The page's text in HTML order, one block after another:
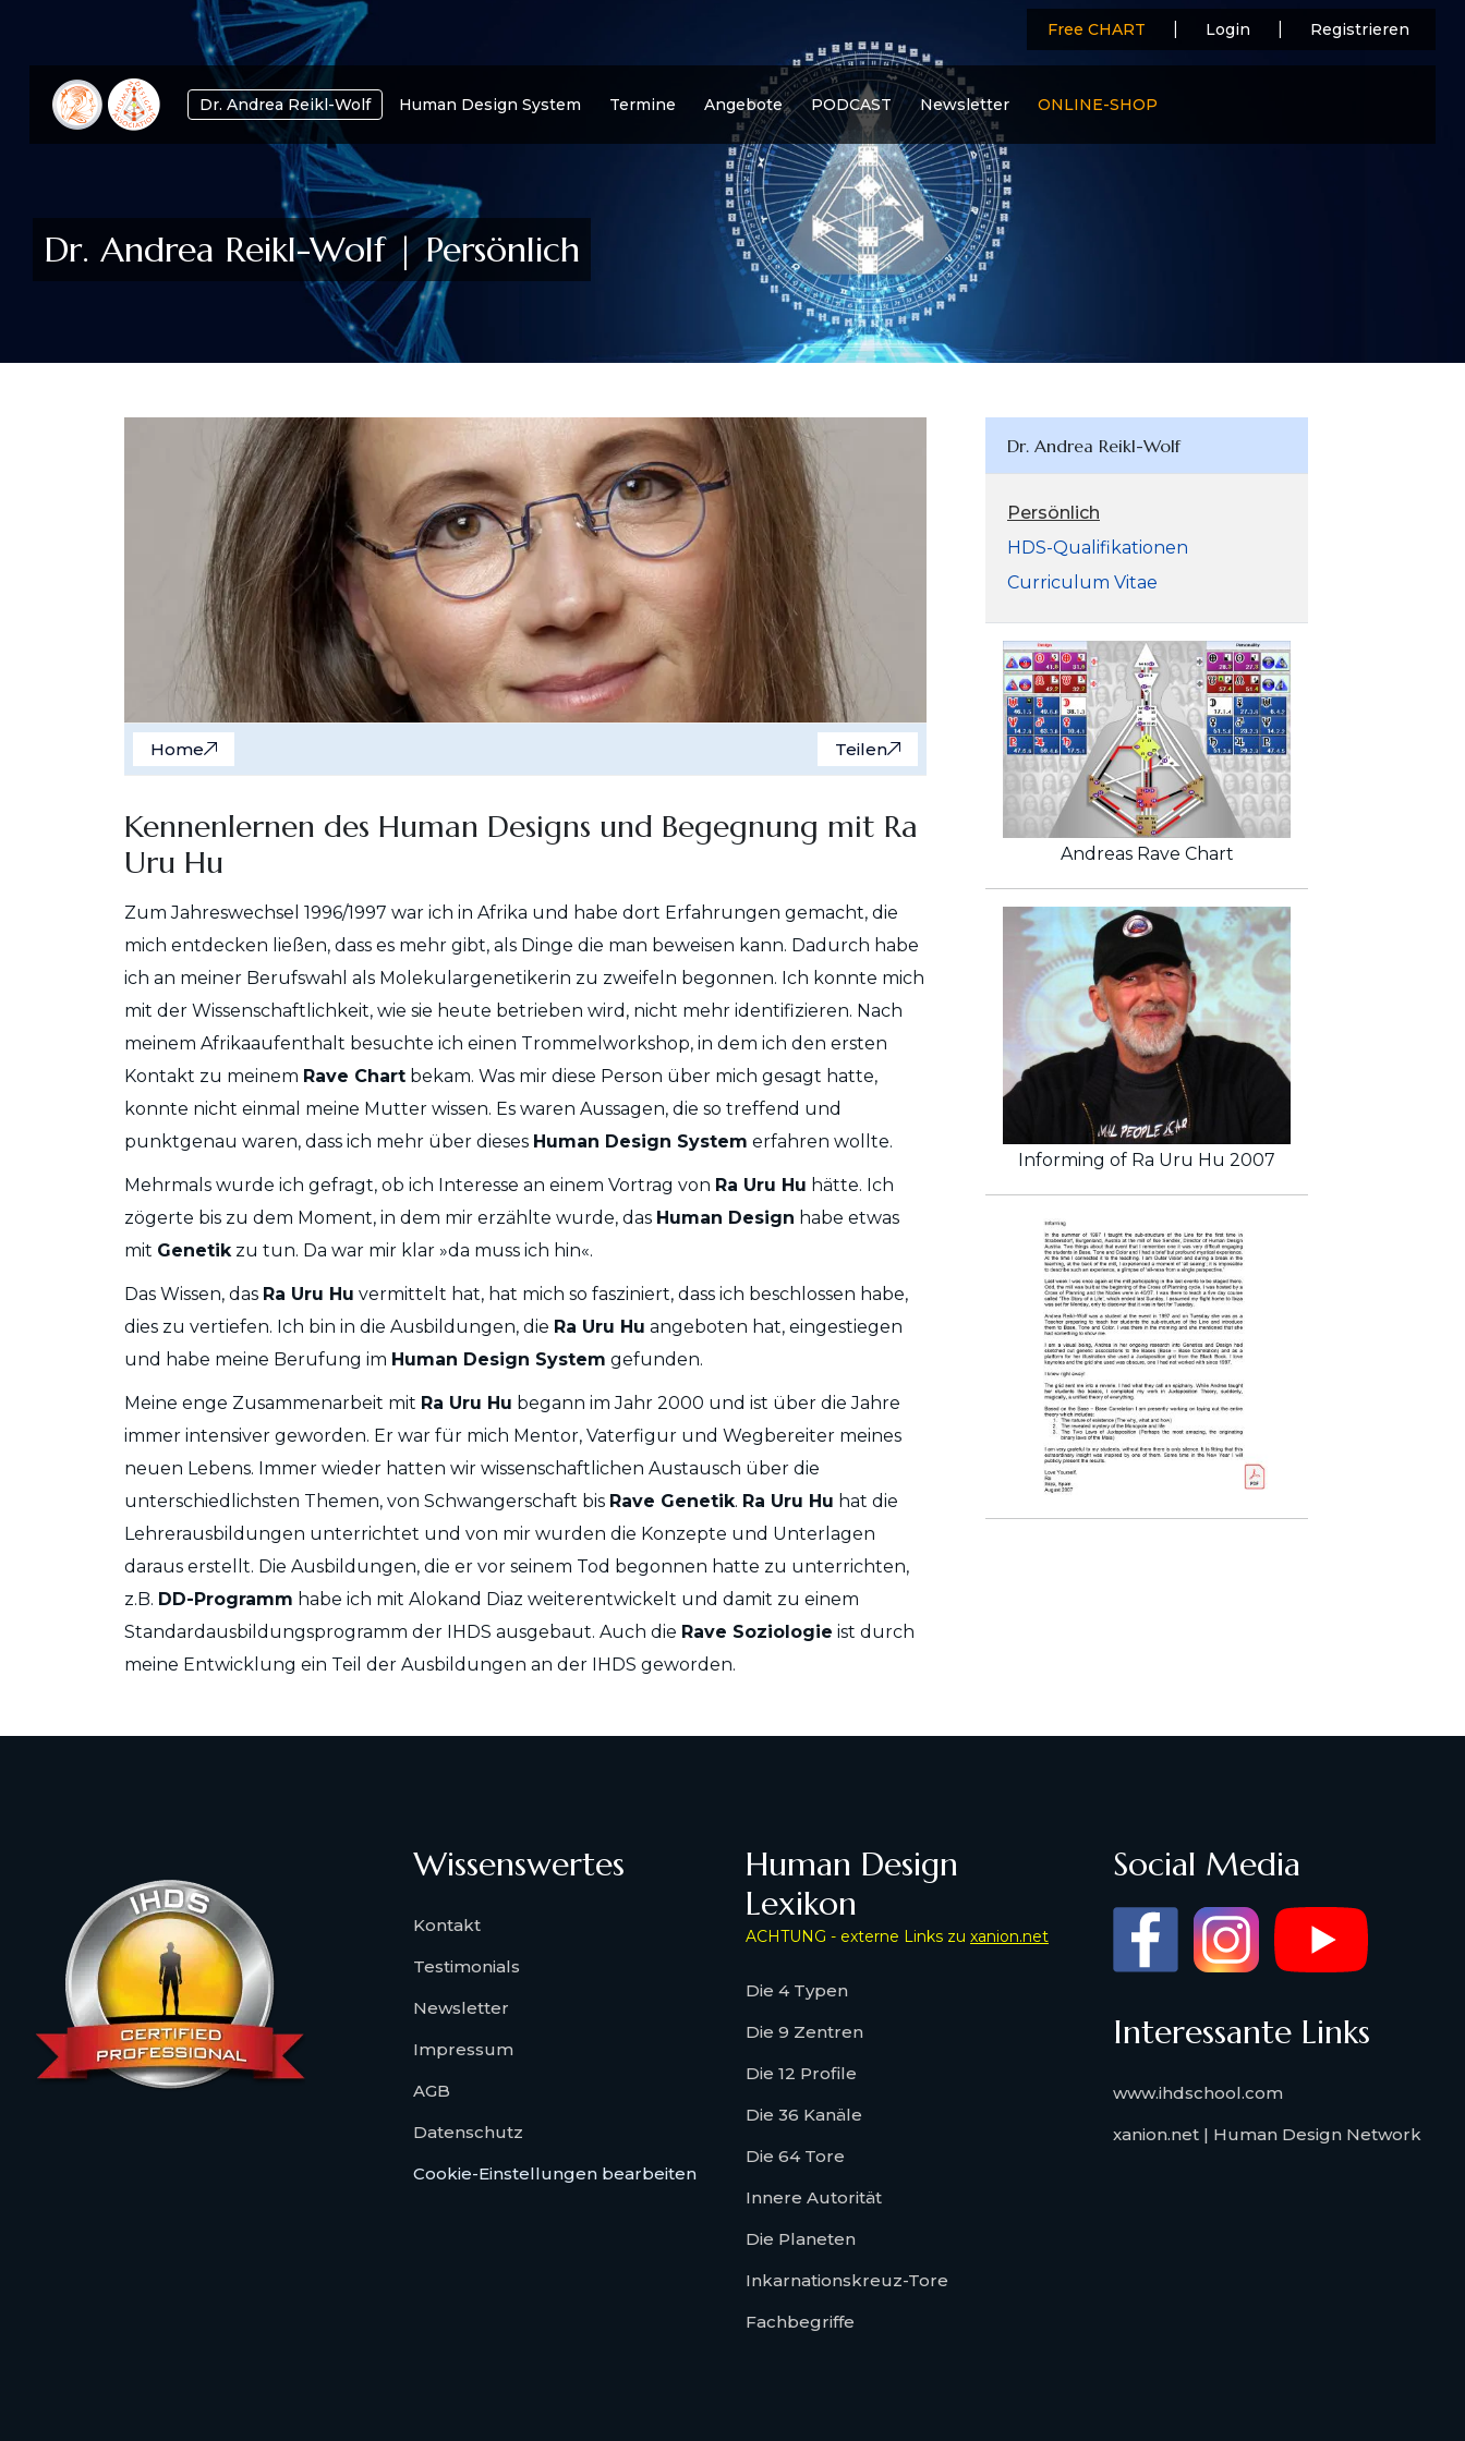
Dr. Andrea Reikl-Wolf Human Design System Termine Angebote PODCAST Newsletter ONLINE-SHOP
Free CHART Login Registrieren
Dr. Andrea Reikl-Wolf | Persönlich
Home Teilen
Kennenlernen des Human Designs und Begegnung mit Ra
Uru Hu
Zum Jahreswechsel 1996/1997 war ich in Afrika und habe dort Erfahrungen gemacht, die
mich entdecken ließen, dass es mehr gibt, als Dinge die man beweisen kann. Dadurch habe
ich an meiner Berufswahl als Molekulargenetikerin zu zweifeln begonnen. Ich konnte mich
mit der Wissenschaftlichkeit, wie sie heute betrieben wird, nicht mehr identifizieren. Nach
meinem Afrikaaufenthalt besuchte ich einen Trommelworkshop, in dem ich den ersten
Kontakt zu meinem Rave Chart bekam. Was mir diese Person über mich gesagt hatte,
konnte nicht einmal meine Mutter wissen. Es waren Aussagen, die so treffend und
punktgenau waren, dass ich mehr über dieses Human Design System erfahren wollte.
Mehrmals wurde ich gefragt, ob ich Interesse an einem Vortrag von Ra Uru Hu hätte. Ich
zögerte bis zu dem Moment, in dem mir erzählte wurde, das Human Design habe etwas
mit Genetik zu tun. Da war mir klar »da muss ich hin«.
Das Wissen, das Ra Uru Hu vermittelt hat, hat mich so fasziniert, dass ich beschlossen habe,
dies zu vertiefen. Ich bin in die Ausbildungen, die Ra Uru Hu angeboten hat, eingestiegen
und habe meine Berufung im Human Design System gefunden.
Meine enge Zusammenarbeit mit Ra Uru Hu begann im Jahr 2000 und ist über die Jahre
immer intensiver geworden. Er war für mich Mentor, Vaterfigur und Wegbereiter meines
neuen Lebens. Immer wieder hatten wir wissenschaftlichen Austausch über die
unterschiedlichsten Themen, von Schwangerschaft bis Rave Genetik. Ra Uru Hu hat die
Lehrerausbildungen unterrichtet und von mir wurden die Konzepte und Unterlagen
daraus erstellt. Die Ausbildungen, die er vor seinem Tod begonnen hatte zu unterrichten,
z.B. DD-Programm habe ich mit Alokand Diaz weiterentwickelt und damit zu einem
Standardausbildungsprogramm der IHDS ausgebaut. Auch die Rave Soziologie ist durch
meine Entwicklung ein Teil der Ausbildungen an der IHDS geworden.
Dr. Andrea Reikl-Wolf
Persönlich
HDS-Qualifikationen
Curriculum Vitae
Andreas Rave Chart
Informing of Ra Uru Hu 2007
Wissenswertes
Kontakt
Testimonials
Newsletter
Impressum
AGB
Datenschutz
Cookie-Einstellungen bearbeiten
Human Design
Lexikon
ACHTUNG - externe Links zu xanion.net
Die 4 Typen
Die 9 Zentren
Die 12 Profile
Die 36 Kanäle
Die 64 Tore
Innere Autorität
Die Planeten
Inkarnationskreuz-Tore
Fachbegriffe
Social Media
Interessante Links
www.ihdschool.com
xanion.net | Human Design Network